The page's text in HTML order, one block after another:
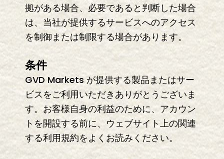
拠がある場合、必要であると判断した場合
は、当社が提供するサービスへのアクセス
を制御または制限する場合があります。
条件
GVD Markets が提供する製品またはサー
ビスをご利用いただきありがとうございま
す。お客様自身の利益のために、アカウン
トを開設する前に、ウェブサイト上の関連
する利用規約をよくお読みください。